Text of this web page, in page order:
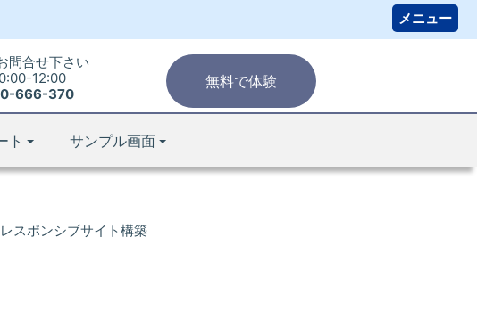
無料で体験
問合せ下さい
12:00
666-370
ト サンプル画面
スポンシブサイト構築